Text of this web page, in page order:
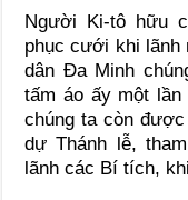
Người Ki-tô hữu
phục cưới khi lãnh
dân Đa Minh
tấm áo ấy một lần
chúng ta còn
dự Thánh lễ,
lãnh các Bí tích,